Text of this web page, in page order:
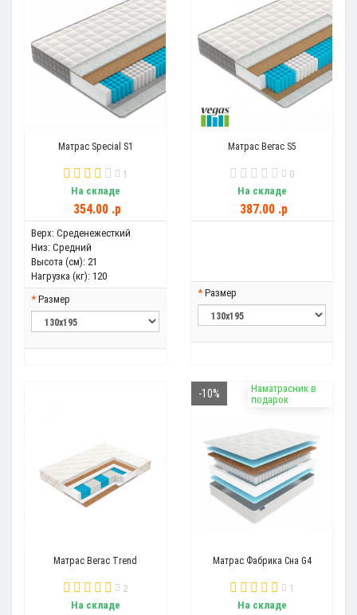
Матрас Special S1
1
На складе
354.00 .p
Верх: Среденежесткий
Низ: Средний
Высота (см): 21
Нагрузка (кг): 120
Размер
Матрас Вегас S5
0
На складе
387.00 .p
Размер
Матрас Вегас Trend
2
На складе
Наматрасник в
подарок
-10%
Матрас Фабрика Сна G4
1
На складе